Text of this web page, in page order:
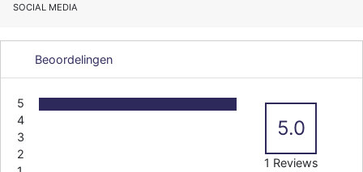
SOCIAL MEDIA
Beoordelingen
5
4
3
2
5.0
1 Reviews